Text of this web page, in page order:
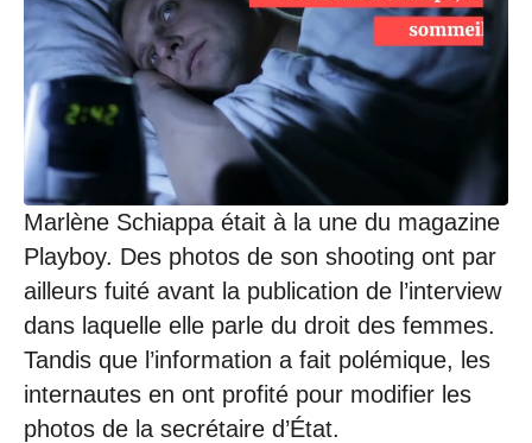
/
2
0
2
3
:
4
1
Marlène Schiappa était à la une du magazine
Playboy. Des photos de son shooting ont par
ailleurs fuité avant la publication de l’interview
dans laquelle elle parle du droit des femmes.
Tandis que l’information a fait polémique, les
internautes en ont profité pour modifier les
photos de la secrétaire d’État.